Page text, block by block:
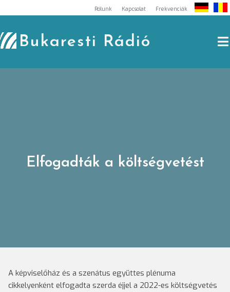
to
content
Rólunk Kapcsolat Frekvenciák
Bukaresti Rádió
Elfogadták a költségvetést
A képviselőház és a szenátus együttes plénuma
cikkelyenként elfogadta szerda éjjel a 2022-es költségvetés